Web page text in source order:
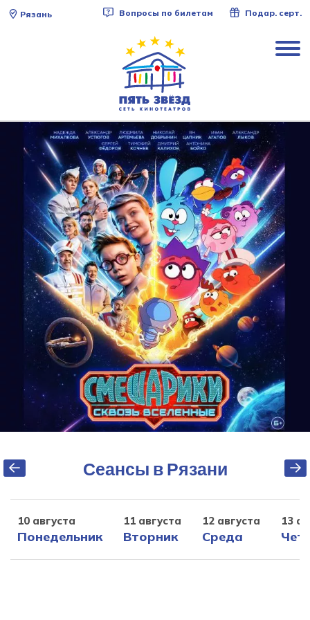
Рязань Вопросы по билетам Подар. серт.
Сеансы в Рязани
10 августа
Понедельник
11 августа
Вторник
12 августа
Среда
13